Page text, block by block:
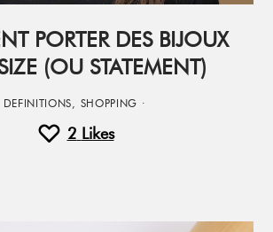
PORTER DES BIJOUX
(OU STATEMENT)
DEFINITIONS SHOPPING ·
2 Likes